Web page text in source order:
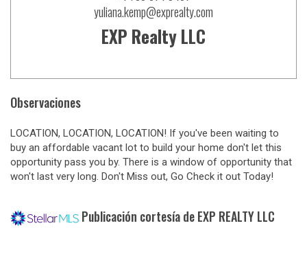
yuliana.kemp@exprealty.com
EXP Realty LLC
Observaciones
LOCATION, LOCATION, LOCATION! If you've been waiting to
buy an affordable vacant lot to build your home don't let this
opportunity pass you by. There is a window of opportunity that
won't last very long. Don't Miss out, Go Check it out Today!
Publicación cortesía de EXP REALTY LLC